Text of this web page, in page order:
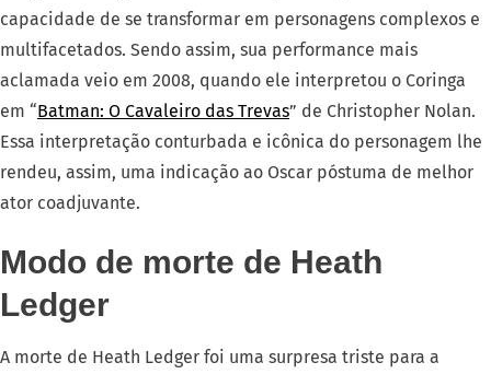
capacidade de se transformar em personagens complexos e
multifacetados. Sendo assim, sua performance mais
aclamada veio em 2008, quando ele interpretou o Coringa
em “Batman: O Cavaleiro das Trevas” de Christopher Nolan.
Essa interpretação conturbada e icônica do personagem lhe
rendeu, assim, uma indicação ao Oscar póstuma de melhor
ator coadjuvante.
Modo de morte de Heath
Ledger
A morte de Heath Ledger foi uma surpresa triste para a